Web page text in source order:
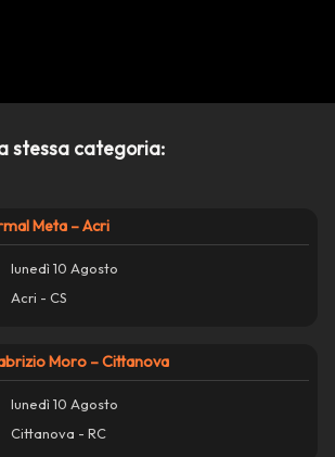
close
su WhatsApp
su Facebook
collegamento
stessa categoria:
Meta – Acri
lunedì 10 Agosto
Acri - CS
Moro – Cittanova
lunedì 10 Agosto
Cittanova - RC